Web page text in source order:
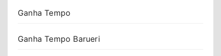
Ganha Tempo
Ganha Tempo Barueri